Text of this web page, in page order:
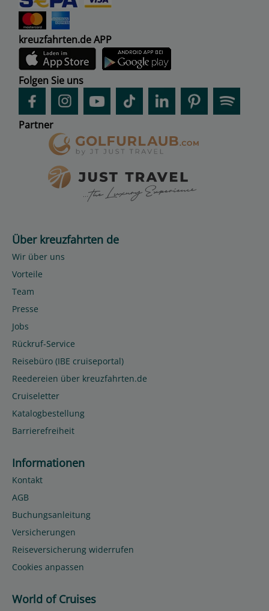
kreuzfahrten.de APP
Folgen Sie uns
Partner
Über kreuzfahrten de
Wir über uns
Vorteile
Team
Presse
Jobs
Rückruf-Service
Reisebüro (IBE cruiseportal)
Reedereien über kreuzfahrten.de
Cruiseletter
Katalogbestellung
Barrierefreiheit
Informationen
Kontakt
AGB
Buchungsanleitung
Versicherungen
Reiseversicherung widerrufen
Cookies anpassen
World of Cruises